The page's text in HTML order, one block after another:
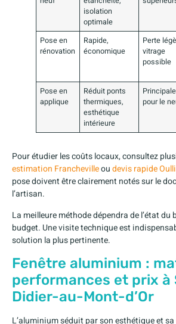
isolation
optimale
Pose en
rénovation
Rapide,
économique
Perte
vitrage
possible
Pose en
applique
Réduit ponts
thermiques,
esthétique
intérieure
pour le
Pour étudier les coûts locaux, consultez
estimation Franchevilleoudevis rapide
pose doivent être clairement notés sur le
l’artisan.
La meilleure méthode dépendra de l’état du
budget. Une visite technique est
solution la plus pertinente.
Fenêtre aluminium :
performances et prix à
Didier-au-Mont-d’Or
L’aluminium séduit par son esthétique et